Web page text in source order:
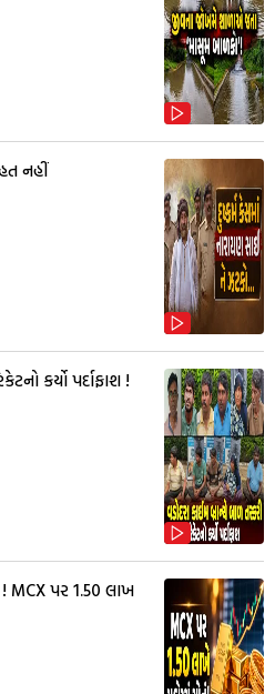
નહીં
કર્યો પર્દાફાશ !
MCX પર ₹1.50 લાખ